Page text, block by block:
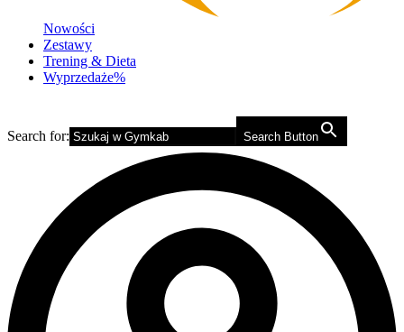
Nowości
Zestawy
Trening & Dieta
Wyprzedaże%
Search for: Search Button